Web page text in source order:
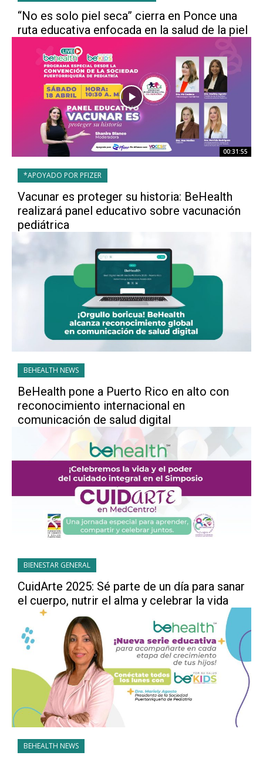
“No es solo piel seca” cierra en Ponce una
ruta educativa enfocada en la salud de la piel
00:31:55
*APOYADO POR PFIZER
Vacunar es proteger su historia: BeHealth
realizará panel educativo sobre vacunación
pediátrica
BEHEALTH NEWS
BeHealth pone a Puerto Rico en alto con
reconocimiento internacional en
comunicación de salud digital
BIENESTAR GENERAL
CuidArte 2025: Sé parte de un día para sanar
el cuerpo, nutrir el alma y celebrar la vida
BEHEALTH NEWS